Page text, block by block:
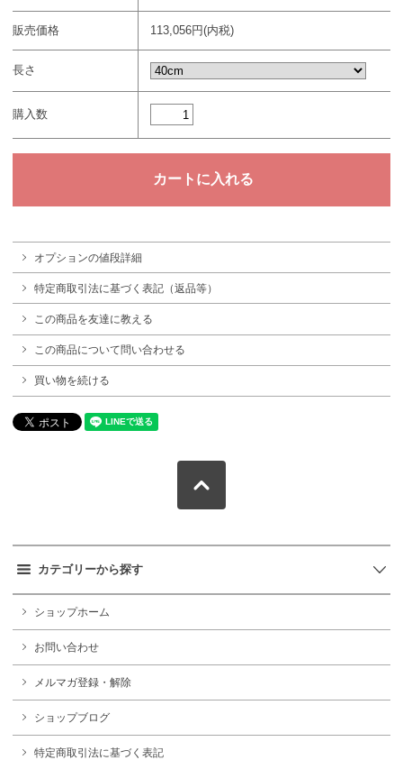
販売価格 113,056円(内税)
長さ
購入数
オプションの値段詳細
特定商取引法に基づく表記（返品等）
この商品を友達に教える
この商品について問い合わせる
買い物を続ける
カテゴリーから探す
ショップホーム
お問い合わせ
メルマガ登録・解除
ショップブログ
特定商取引法に基づく表記